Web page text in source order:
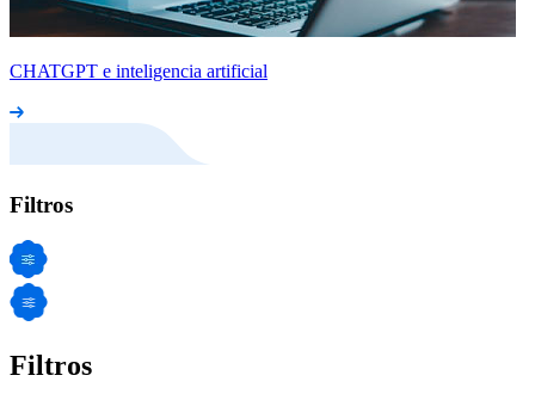
CHATGPT e inteligencia artificial
Filtros
Filtros